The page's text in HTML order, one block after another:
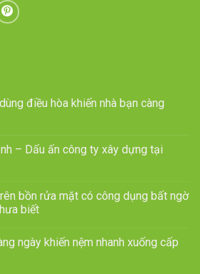
điều hòa khiến nhà bạn càng
– Dấu ấn công ty xây dựng tại
bồn rửa mặt có công dụng bất ngờ
biết
ngày khiến nệm nhanh xuống cấp